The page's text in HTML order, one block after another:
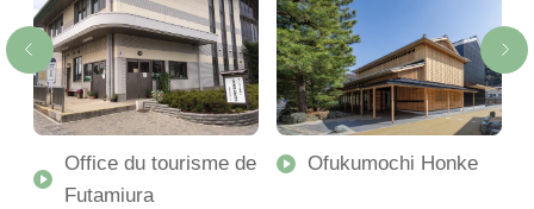
Office du tourisme de
Futamiura
Ofukumochi Honke